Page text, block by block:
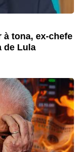
tona, ex-chefe
de Lula